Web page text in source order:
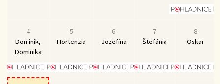
4
Dominik,
Dominika
5
Hortenzia
6
Jozefína
7
Štefánia
8
Oskar